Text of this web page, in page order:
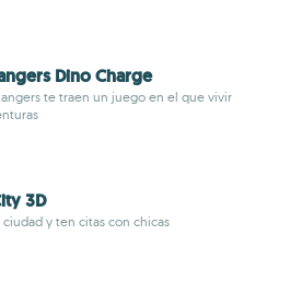
Dino Charge
te traen un juego en el que vivir
3D
ciudad y ten citas con chicas